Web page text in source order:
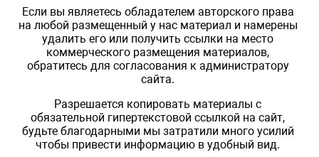
Если вы являетесь обладателем авторского права
на любой размещенный у нас материал и намерены
удалить его или получить ссылки на место
коммерческого размещения материалов,
обратитесь для согласования к администратору
сайта.
Разрешается копировать материалы с
обязательной гипертекстовой ссылкой на сайт,
будьте благодарными мы затратили много усилий
чтобы привести информацию в удобный вид.